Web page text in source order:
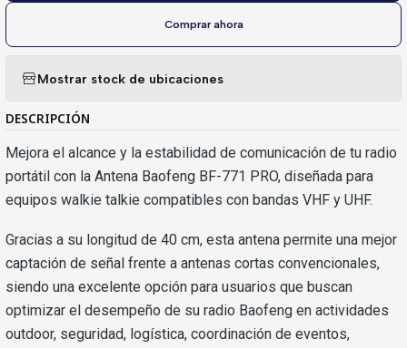
Comprar ahora
Mostrar stock de ubicaciones
DESCRIPCIÓN
Mejora el alcance y la estabilidad de comunicación de tu radio
portátil con la Antena Baofeng BF-771 PRO, diseñada para
equipos walkie talkie compatibles con bandas VHF y UHF.
Gracias a su longitud de 40 cm, esta antena permite una mejor
captación de señal frente a antenas cortas convencionales,
siendo una excelente opción para usuarios que buscan
optimizar el desempeño de su radio Baofeng en actividades
outdoor, seguridad, logística, coordinación de eventos,